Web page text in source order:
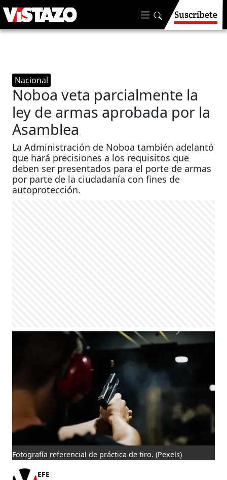
Suscríbete
Nacional
Noboa veta parcialmente la
ley de armas aprobada por la
Asamblea
La Administración de Noboa también adelantó
que hará precisiones a los requisitos que
deben ser presentados para el porte de armas
por parte de la ciudadanía con fines de
autoprotección.
Fotografía referencial de práctica de tiro. (Pexels)
EFE